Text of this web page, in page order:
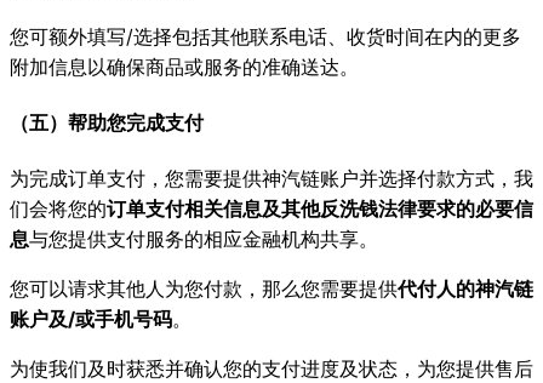
您可额外填写/选择包括其他联系电话、收货时间在内的更多
附加信息以确保商品或服务的准确送达。
（五）帮助您完成支付
为完成订单支付，您需要提供神汽链账户并选择付款方式，我
们会将您的订单支付相关信息及其他反洗钱法律要求的必要信
息与您提供支付服务的相应金融机构共享。
您可以请求其他人为您付款，那么您需要提供代付人的神汽链
账户及/或手机号码。
为使我们及时获悉并确认您的支付进度及状态，为您提供售后